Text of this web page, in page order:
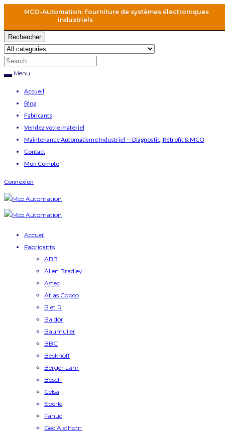
MCO-Automation: Fourniture de systèmes électroniques
industriels
Rechercher
Menu
Accueil
Blog
Fabricants
Vendez votre matériel
Maintenance Automatisme Industriel — Diagnostic, Rétrofit & MCO
Contact
Mon Compte
Connexion
Accueil
Fabricants
ABB
Allen Bradley
Astec
Atlas Copco
B et R
Baldor
Baumuller
BBC
Beckhoff
Berger Lahr
Bosch
Celsa
Eberle
Fanuc
Gec Alsthom